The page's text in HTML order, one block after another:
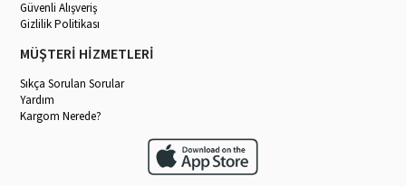
Güvenli Alışveriş
Gizlilik Politikası
MÜŞTERİ HİZMETLERİ
Sıkça Sorulan Sorular
Yardım
Kargom Nerede?